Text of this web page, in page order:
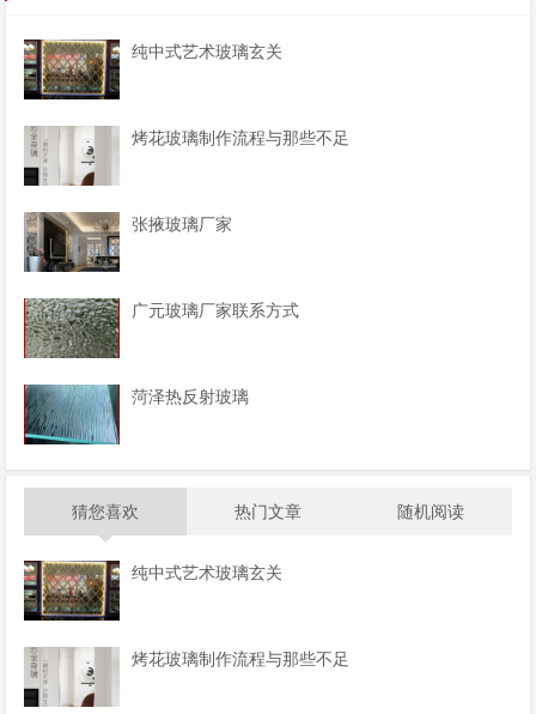
纯中式艺术玻璃玄关
烤花玻璃制作流程与那些不足
张掖玻璃厂家
广元玻璃厂家联系方式
菏泽热反射玻璃
猜您喜欢 热门文章 随机阅读
纯中式艺术玻璃玄关
烤花玻璃制作流程与那些不足